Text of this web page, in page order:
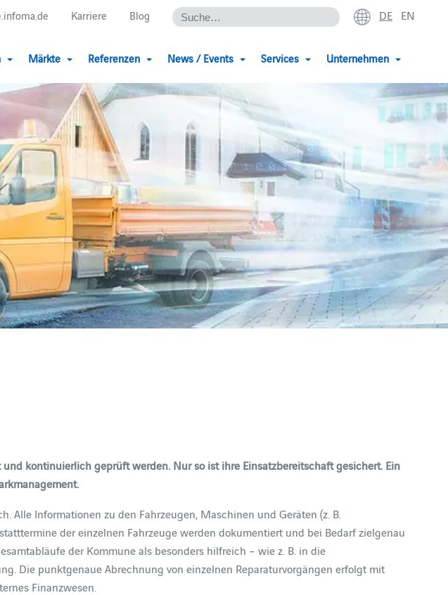
Karriere Blog DE EN
Märkte Referenzen News / Events Services Unternehmen
kontinuierlich geprüft werden. Nur so ist ihre Einsatzbereitschaft gesichert. Ein
Alle Informationen zu den Fahrzeugen, Maschinen und Geräten (z. B.
der einzelnen Fahrzeuge werden dokumentiert und bei Bedarf zielgenau
der Kommune als besonders hilfreich – wie z. B. in die
Die punktgenaue Abrechnung von einzelnen Reparaturvorgängen erfolgt mit
Finanzwesen.